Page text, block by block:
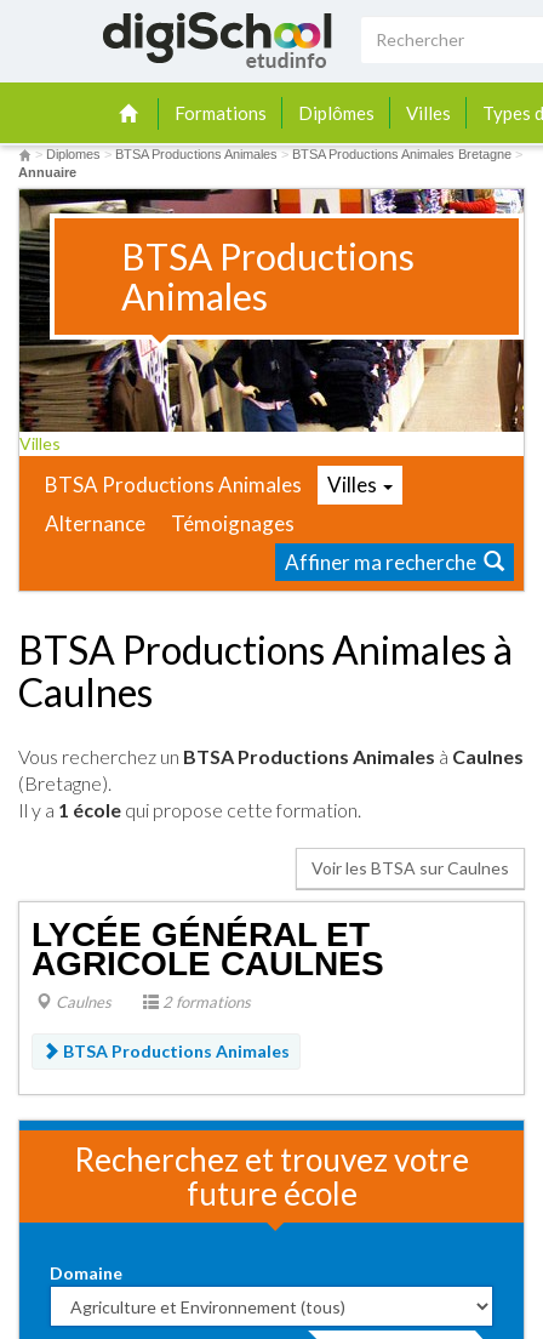
Formations Diplômes Villes Types
> Diplomes > BTSA Productions Animales > BTSA Productions Animales Bretagne >
Annuaire
BTSA Productions
Animales
Villes
BTSA Productions Animales
Villes
Alternance
Témoignages
Affiner ma recherche
BTSA Productions Animales à
Caulnes
Vous recherchez un BTSA Productions Animales à Caulnes
(Bretagne).
Il y a 1 école qui propose cette formation.
Voir les BTSA sur Caulnes
LYCÉE GÉNÉRAL ET
AGRICOLE CAULNES
Caulnes 2 formations
BTSA Productions Animales
Recherchez et trouvez votre
future école
Domaine